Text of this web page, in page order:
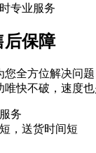
专业服务
后保障
您全方位解决问
快不破，速度也
务
，送货时间短